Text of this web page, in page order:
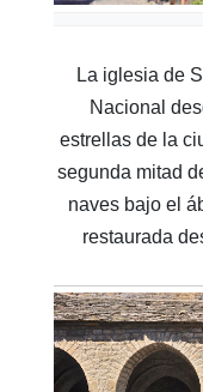
La iglesia de
Nacional
estrellas de la
segunda mitad
naves bajo el
restaurada